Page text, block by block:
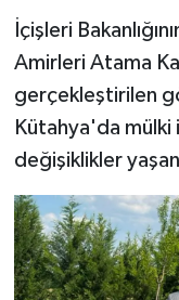
İçişleri
Amirleri Atama
gerçekleştirilen
Kütahya'da
değişiklikler